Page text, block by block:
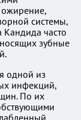
ожирение,
системы,
часто
зубные
одной из
инфекций,
По их